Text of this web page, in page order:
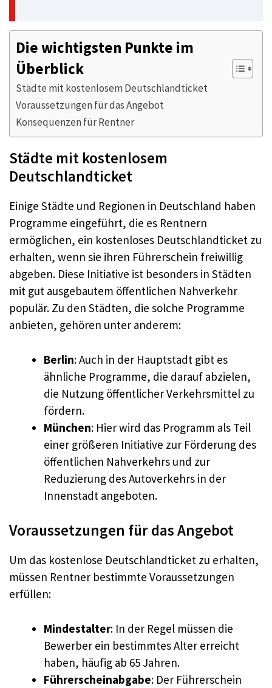
Die wichtigsten Punkte im
Überblick
Städte mit kostenlosem Deutschlandticket
Voraussetzungen für das Angebot
Konsequenzen für Rentner
Städte mit kostenlosem
Deutschlandticket
Einige Städte und Regionen in Deutschland haben
Programme eingeführt, die es Rentnern
ermöglichen, ein kostenloses Deutschlandticket zu
erhalten, wenn sie ihren Führerschein freiwillig
abgeben. Diese Initiative ist besonders in Städten
mit gut ausgebautem öffentlichen Nahverkehr
populär. Zu den Städten, die solche Programme
anbieten, gehören unter anderem:
Berlin: Auch in der Hauptstadt gibt es
ähnliche Programme, die darauf abzielen,
die Nutzung öffentlicher Verkehrsmittel zu
fördern.
München: Hier wird das Programm als Teil
einer größeren Initiative zur Förderung des
öffentlichen Nahverkehrs und zur
Reduzierung des Autoverkehrs in der
Innenstadt angeboten.
Voraussetzungen für das Angebot
Um das kostenlose Deutschlandticket zu erhalten,
müssen Rentner bestimmte Voraussetzungen
erfüllen:
Mindestalter: In der Regel müssen die
Bewerber ein bestimmtes Alter erreicht
haben, häufig ab 65 Jahren.
Führerscheinabgabe: Der Führerschein